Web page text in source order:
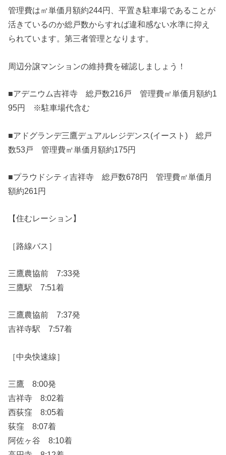
管理費は㎡単価月額約244円、平置き駐車場であることが
活きているのか総戸数からすれば違和感ない水準に抑え
られています。第三者管理となります。
周辺分譲マンションの維持費を確認しましょう！
■アデニウム吉祥寺 総戸数216戸 管理費㎡単価月額約1
95円 ※駐車場代含む
■アドグランデ三鷹デュアルレジデンス(イースト) 総戸
数53戸 管理費㎡単価月額約175円
■プラウドシティ吉祥寺 総戸数678円 管理費㎡単価月
額約261円
【住むレーション】
［路線バス］
三鷹農協前 7:33発
三鷹駅 7:51着
三鷹農協前 7:37発
吉祥寺駅 7:57着
［中央快速線］
三鷹 8:00発
吉祥寺 8:02着
西荻窪 8:05着
荻窪 8:07着
阿佐ヶ谷 8:10着